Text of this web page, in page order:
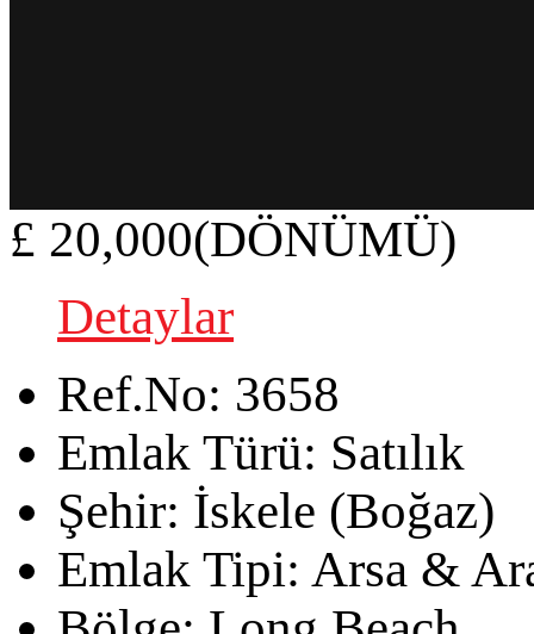
£ 20,000(DÖNÜMÜ)
Detaylar
Ref.No: 3658
Emlak Türü: Satılık
Şehir: İskele (Boğaz)
Emlak Tipi: Arsa &